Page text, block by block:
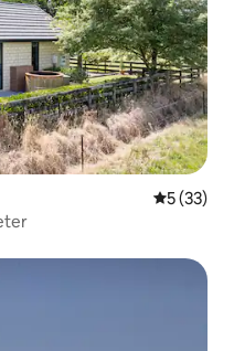
5 de uma
5 (33)
hóspedes